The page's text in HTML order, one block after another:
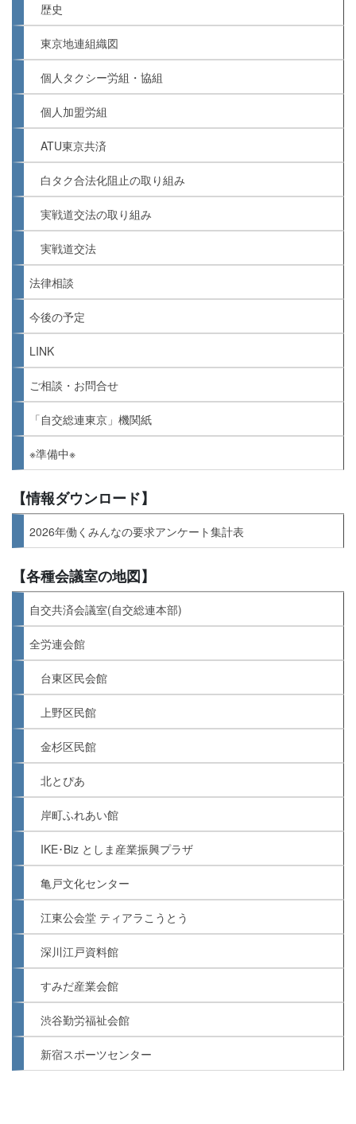
歴史
東京地連組織図
個人タクシー労組・協組
個人加盟労組
ATU東京共済
白タク合法化阻止の取り組み
実戦道交法の取り組み
実戦道交法
法律相談
今後の予定
LINK
ご相談・お問合せ
「自交総連東京」機関紙
※準備中※
【情報ダウンロード】
2026年働くみんなの要求アンケート集計表
【各種会議室の地図】
自交共済会議室(自交総連本部)
全労連会館
台東区民会館
上野区民館
金杉区民館
北とぴあ
岸町ふれあい館
IKE･Biz としま産業振興プラザ
亀戸文化センター
江東公会堂 ティアラこうとう
深川江戸資料館
すみだ産業会館
渋谷勤労福祉会館
新宿スポーツセンター